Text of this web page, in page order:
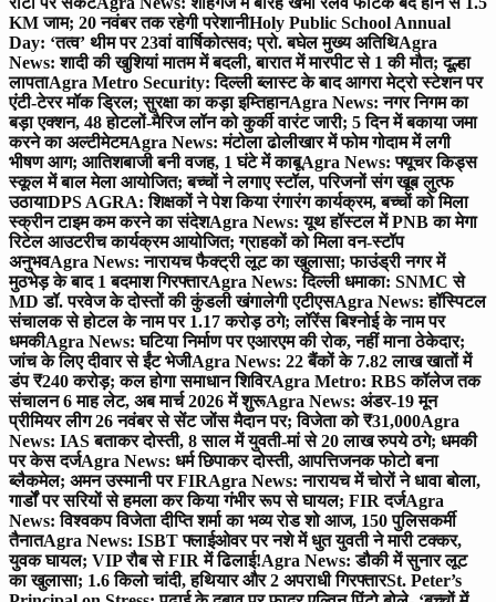
KM जाम; 20 नवंबर तक रहेगी परेशानीHoly Public School Annual
Day: ‘तत्व’ थीम पर 23वां वार्षिकोत्सव; प्रो. बघेल मुख्य अतिथिAgra
News: शादी की खुशियां मातम में बदली, बारात में मारपीट से 1 की मौत; दूल्हा
लापताAgra Metro Security: दिल्ली ब्लास्ट के बाद आगरा मेट्रो स्टेशन पर
एंटी-टेरर मॉक ड्रिल; सुरक्षा का कड़ा इम्तिहानAgra News: नगर निगम का
बड़ा एक्शन, 48 होटलों-मैरिज लॉन को कुर्की वारंट जारी; 5 दिन में बकाया जमा
करने का अल्टीमेटमAgra News: मंटोला ढोलीखार में फोम गोदाम में लगी
भीषण आग; आतिशबाजी बनी वजह, 1 घंटे में काबूAgra News: फ्यूचर किड्स
स्कूल में बाल मेला आयोजित; बच्चों ने लगाए स्टॉल, परिजनों संग खूब लुत्फ
उठायाDPS AGRA: शिक्षकों ने पेश किया रंगारंग कार्यक्रम, बच्चों को मिला
स्क्रीन टाइम कम करने का संदेशAgra News: यूथ हॉस्टल में PNB का मेगा
रिटेल आउटरीच कार्यक्रम आयोजित; ग्राहकों को मिला वन-स्टॉप
अनुभवAgra News: नारायच फैक्ट्री लूट का खुलासा; फाउंड्री नगर में
मुठभेड़ के बाद 1 बदमाश गिरफ्तारAgra News: दिल्ली धमाका: SNMC से
MD डॉ. परवेज के दोस्तों की कुंडली खंगालेगी एटीएसAgra News: हॉस्पिटल
संचालक से होटल के नाम पर 1.17 करोड़ ठगे; लॉरेंस बिश्नोई के नाम पर
धमकीAgra News: घटिया निर्माण पर एआरएम की रोक, नहीं माना ठेकेदार;
जांच के लिए दीवार से ईंट भेजीAgra News: 22 बैंकों के 7.82 लाख खातों में
डंप ₹240 करोड़; कल होगा समाधान शिविरAgra Metro: RBS कॉलेज तक
संचालन 6 माह लेट, अब मार्च 2026 में शुरूAgra News: अंडर-19 मून
प्रीमियर लीग 26 नवंबर से सेंट जोंस मैदान पर; विजेता को ₹31,000Agra
News: IAS बताकर दोस्ती, 8 साल में युवती-मां से 20 लाख रुपये ठगे; धमकी
पर केस दर्जAgra News: धर्म छिपाकर दोस्ती, आपत्तिजनक फोटो बना
ब्लैकमेल; अमन उस्मानी पर FIRAgra News: नारायच में चोरों ने धावा बोला,
गार्डों पर सरियों से हमला कर किया गंभीर रूप से घायल; FIR दर्जAgra
News: विश्वकप विजेता दीप्ति शर्मा का भव्य रोड शो आज, 150 पुलिसकर्मी
तैनातAgra News: ISBT फ्लाईओवर पर नशे में धुत युवती ने मारी टक्कर,
युवक घायल; VIP रौब से FIR में ढिलाई!Agra News: डौकी में सुनार लूट
का खुलासा; 1.6 किलो चांदी, हथियार और 2 अपराधी गिरफ्तारSt. Peter’s